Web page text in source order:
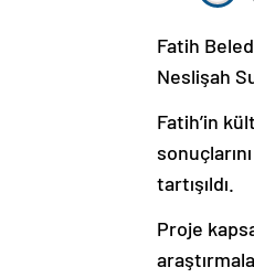
Fatih
Neslişah
Fatih’in
tartışıldı.
Proje